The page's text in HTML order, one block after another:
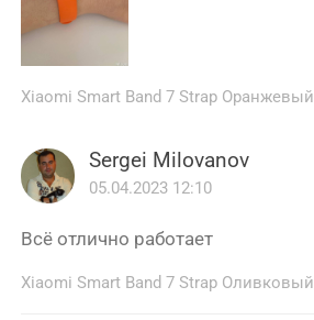
Xiaomi Smart Band 7 Strap Оранжевый
Sergei Milovanov
05.04.2023 12:10
Всё отлично работает
Xiaomi Smart Band 7 Strap Оливковый